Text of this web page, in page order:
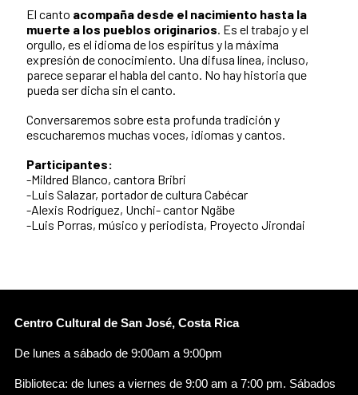
El canto acompaña desde el nacimiento hasta la
muerte a los pueblos originarios. Es el trabajo y el
orgullo, es el idioma de los espíritus y la máxima
expresión de conocimiento. Una difusa línea, incluso,
parece separar el habla del canto. No hay historia que
pueda ser dicha sin el canto.
Conversaremos sobre esta profunda tradición y
escucharemos muchas voces, idiomas y cantos.
Participantes:
-Mildred Blanco, cantora Bribri
-Luis Salazar, portador de cultura Cabécar
-Alexis Rodríguez, Unchi- cantor Ngäbe
-Luis Porras, músico y periodista, Proyecto Jirondai
Centro Cultural de San José, Costa Rica
De lunes a sábado de 9:00am a 9:00pm
Biblioteca: de lunes a viernes de 9:00 am a 7:00 pm. Sábados